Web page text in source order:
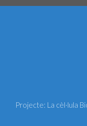
Projecte: La cèl·lula